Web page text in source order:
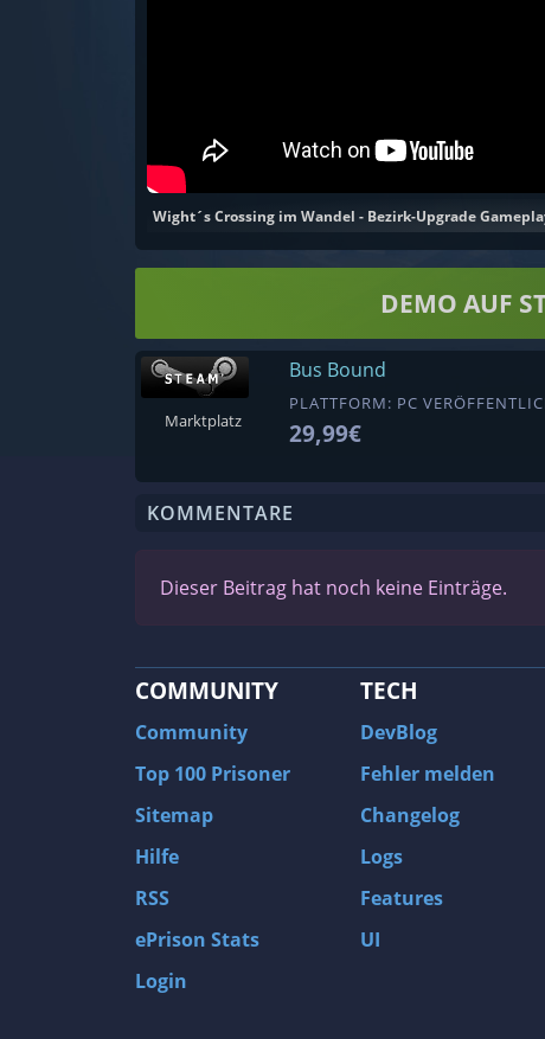
Wight´s Crossing im Wandel - Bezirk-Upgrade
DEMO AUF
Marktplatz
Bus Bound
PLATTFORM: PC
29,99€
KOMMENTARE
Dieser Beitrag hat noch keine Einträge.
COMMUNITY
Community
Top 100 Prisoner
Sitemap
Hilfe
RSS
ePrison Stats
Login
TECH
DevBlog
Fehler melden
Changelog
Logs
Features
UI